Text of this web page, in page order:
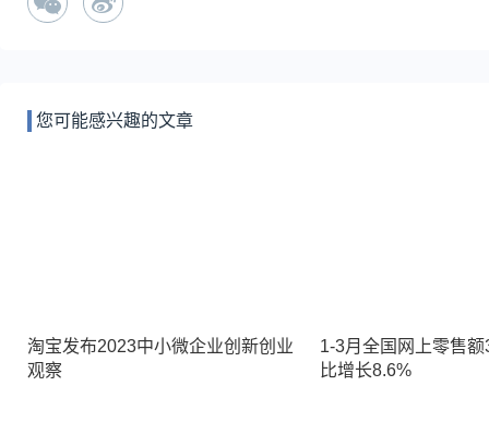
您可能感兴趣的文章
淘宝发布2023中小微企业创新创业
观察
1-3月全国网上零售
比增长8.6%